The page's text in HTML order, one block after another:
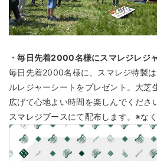
・毎日先着2000名様にスマレジレジ
毎日先着2000名様に、スマレジ特製
ルレジャーシートをプレゼント。大芝
広げて心地よい時間を楽しんでくださ
スマレジブースにて配布します。※な